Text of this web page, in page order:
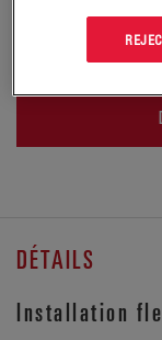
installées dans
standard du
DÉTAILS
Installation